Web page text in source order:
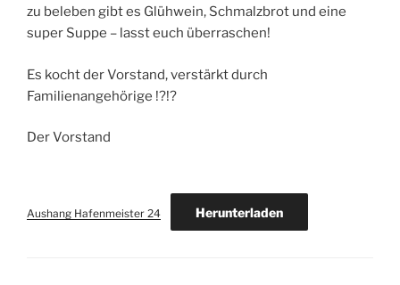
zu beleben gibt es Glühwein, Schmalzbrot und eine
super Suppe – lasst euch überraschen!
Es kocht der Vorstand, verstärkt durch
Familienangehörige !?!?
Der Vorstand
Aushang Hafenmeister 24 Herunterladen